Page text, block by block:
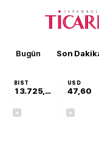
Bugün Son
BIST
13.725,19
USD
47,60